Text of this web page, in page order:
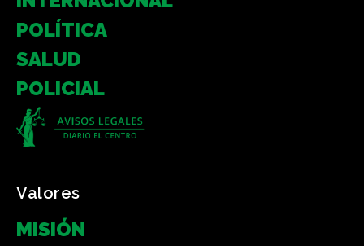
POLÍTICA
SALUD
POLICIAL
Valores
MISIÓN